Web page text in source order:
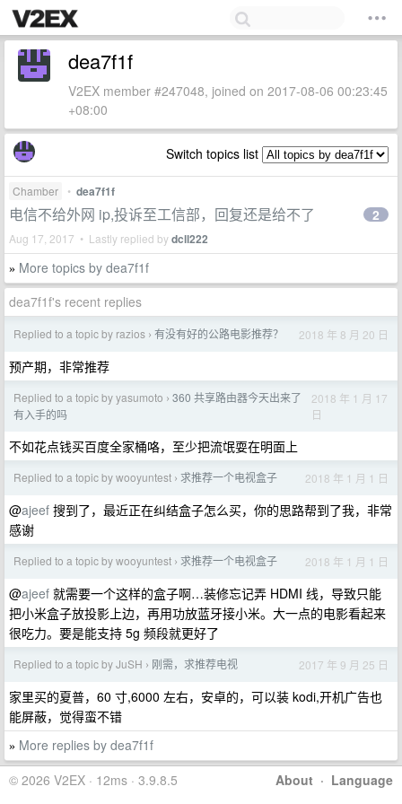
dea7f1f
V2EX member #247048, joined on 2017-08-06 00:23:45
+08:00
Switch topics list
Chamber • dea7f1f
电信不给外网 ip,投诉至工信部，回复还是给不了
Aug 17, 2017 • Lastly replied bydcll222
2
» More topics by dea7f1f
dea7f1f's recent replies
Replied to a topic by razios › 有没有好的公路电影推荐？ 2018 年 8 月 20 日
预产期，非常推荐
Replied to a topic by yasumoto › 360 共享路由器今天出来了
有入手的吗
2018 年 1 月 17
日
不如花点钱买百度全家桶咯，至少把流氓耍在明面上
Replied to a topic by wooyuntest › 求推荐一个电视盒子 2018 年 1 月 1 日
@ajeef 搜到了，最近正在纠结盒子怎么买，你的思路帮到了我，非常
感谢
Replied to a topic by wooyuntest › 求推荐一个电视盒子 2018 年 1 月 1 日
@ajeef 就需要一个这样的盒子啊…装修忘记弄 HDMI 线，导致只能
把小米盒子放投影上边，再用功放蓝牙接小米。大一点的电影看起来
很吃力。要是能支持 5g 频段就更好了
Replied to a topic by JuSH › 刚需，求推荐电视 2017 年 9 月 25 日
家里买的夏普，60 寸,6000 左右，安卓的，可以装 kodi,开机广告也
能屏蔽，觉得蛮不错
» More replies by dea7f1f
About · Language
© 2026 V2EX · 12ms · 3.9.8.5